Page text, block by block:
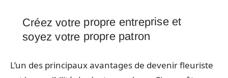
Créez votre propre entreprise et
soyez votre propre patron
L’un des principaux avantages de devenir fleuriste